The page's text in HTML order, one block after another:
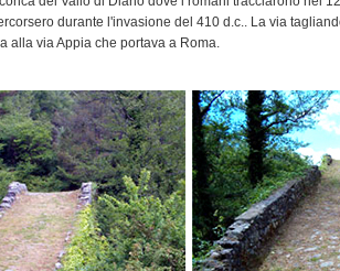
durante l'invasione del 410 d.c.. La via
alla via Appia che portava a Roma.